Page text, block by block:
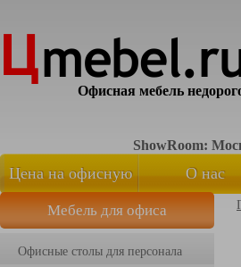
Офисная мебель
ShowRoom:
Цена на офисную
мебель
О нас
Мебель для офиса
Офисные столы для персонала